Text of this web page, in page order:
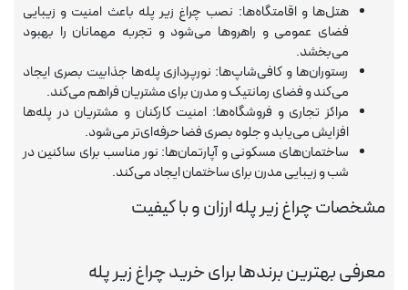
هتل‌ها و اقامتگاه‌ها: نصب چراغ زیر پله باعث امنیت و زیبایی
فضای عمومی و راهروها می‌شود و تجربه مهمانان را بهبود
می‌بخشد.
رستوران‌ها و کافی‌شاپ‌ها: نورپردازی پله‌ها جذابیت بصری ایجاد
می‌کند و فضای رمانتیک و مدرن برای مشتریان فراهم می‌کند.
مراکز تجاری و فروشگاه‌ها: امنیت کارکنان و مشتریان در پله‌ها
افزایش می‌یابد و جلوه بصری فضا حرفه‌ای‌تر می‌شود.
ساختمان‌های مسکونی و آپارتمان‌ها: نور مناسب برای ساکنین در
شب و زیبایی مدرن برای ساختمان ایجاد می‌کند.
مشخصات چراغ زیر پله ارزان و با کیفیت
معرفی بهترین برندها برای خرید چراغ زیر پله